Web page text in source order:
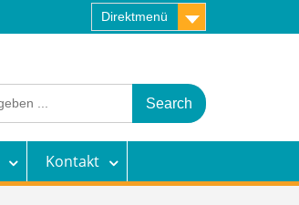
Direktmenü
Kontakt